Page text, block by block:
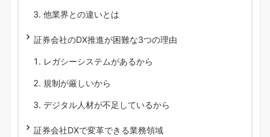
他業界との違いとは
証券会社のDX推進が困難な3つの理由
レガシーシステムがあるから
規制が厳しいから
デジタル人材が不足しているから
証券会社DXで変革できる業務領域